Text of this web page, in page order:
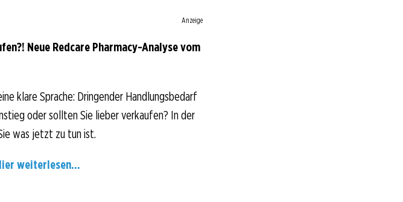
Anzeige
Neue Redcare Pharmacy-Analyse vom
klare Sprache: Dringender Handlungsbedarf
oder sollten Sie lieber verkaufen? In der
was jetzt zu tun ist.
weiterlesen...